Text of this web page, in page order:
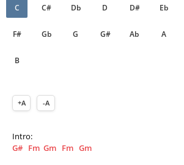
C C# Db D D# Eb
F# Gb G G# Ab A
B
+A -A
Intro:
G# Fm Gm Fm Gm